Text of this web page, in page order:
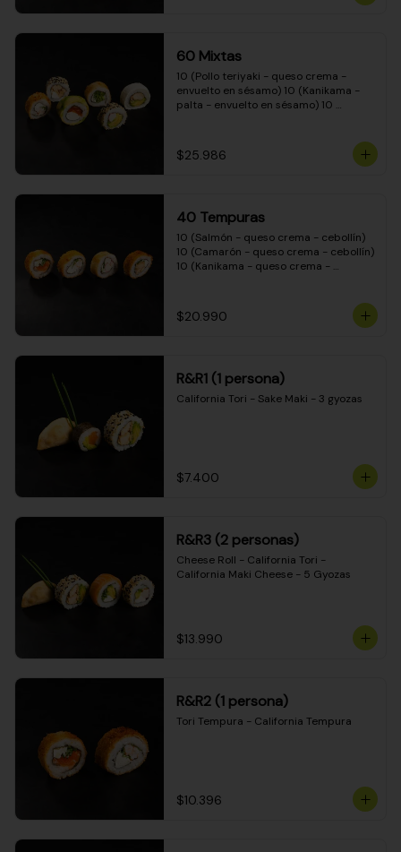
(Pimentón - queso crema - cebollín -
envuelto en masa tempura)
60 Mixtas
10 (Pollo teriyaki - queso crema -
envuelto en sésamo) 10 (Kanikama -
palta - envuelto en sésamo) 10
envuelto en queso crema) 10
(Camarón - queso crema - cebollín -
$25.986
40 Tempuras
10 (Salmón - queso crema - cebollín)
10 (Camarón - queso crema - cebollín)
10 (Kanikama - queso crema -
$20.990
R&R1 (1 persona)
California Tori - Sake Maki - 3 gyozas
$7.400
R&R3 (2 personas)
Cheese Roll - California Tori -
California Maki Cheese - 5 Gyozas
$13.990
R&R2 (1 persona)
Tori Tempura - California Tempura
$10.396